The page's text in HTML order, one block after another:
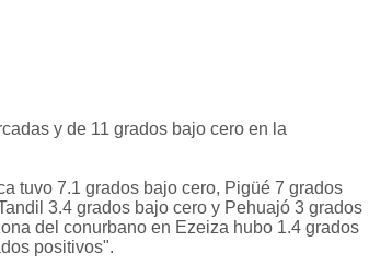
y de 11 grados bajo cero en la
tuvo 7.1 grados bajo cero, Pigüé 7 grados
3.4 grados bajo cero y Pehuajó 3 grados
del conurbano en Ezeiza hubo 1.4 grados
positivos".